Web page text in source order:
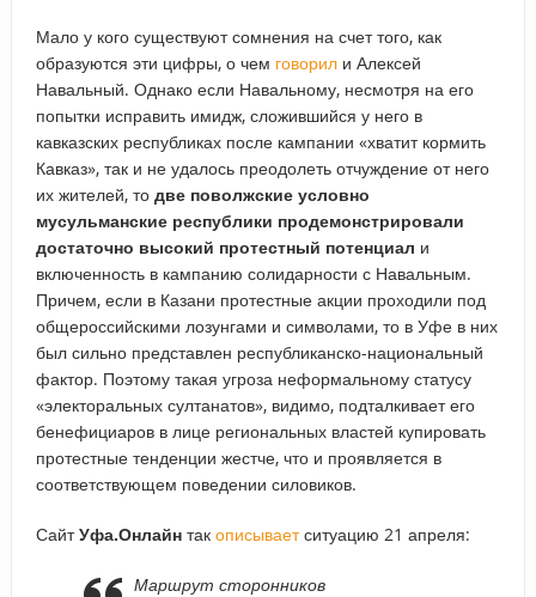
Мало у кого существуют сомнения на счет того, как
образуются эти цифры, о чем говорили Алексей
Навальный. Однако если Навальному, несмотря на его
попытки исправить имидж, сложившийся у него в
кавказских республиках после кампании «хватит кормить
Кавказ», так и не удалось преодолеть отчуждение от него
их жителей, то две поволжские условно
мусульманские республики продемонстрировали
достаточно высокий протестный потенциал и
включенность в кампанию солидарности с Навальным.
Причем, если в Казани протестные акции проходили под
общероссийскими лозунгами и символами, то в Уфе в них
был сильно представлен республиканско-национальный
фактор. Поэтому такая угроза неформальному статусу
«электоральных султанатов», видимо, подталкивает его
бенефициаров в лице региональных властей купировать
протестные тенденции жестче, что и проявляется в
соответствующем поведении силовиков.
СайтУфа.Онлайнтак описываетситуацию 21 апреля:
Маршрут сторонников